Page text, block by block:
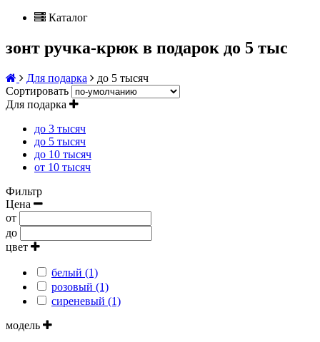
Каталог
зонт ручка-крюк в подарок до 5 тыс
Для подарка
до 5 тысяч
Сортировать
Для подарка
до 3 тысяч
до 5 тысяч
до 10 тысяч
от 10 тысяч
Фильтр
Цена
от
до
цвет
белый (1)
розовый (1)
сиреневый (1)
модель